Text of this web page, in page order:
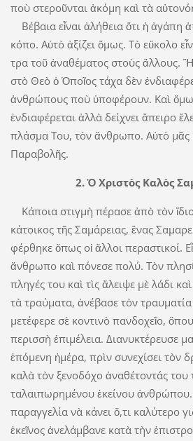
ποὺ στεροῦνται ἀκόμη καὶ τὰ
Βέβαια εἶναι ἀλήθεια ὅτι ἡ ἀγάπη
κόπο. Αὐτὸ ἀξίζει ὅ­­­μως. Τὸ εὔκολο
τρα τοῦ ἀναθέματος στοὺς ἄλλους.
στὸ Θεὸ ὁ Ὁ­­­ποῖος τάχα δὲν
ἀνθρώπους ποὺ ὑποφέρουν. Καὶ
ἐνδιαφέρεται ἀλλὰ δείχνει ἄπειρο
πλάσμα Του, τὸν ἄν­θρωπο. Αὐτὸ μᾶς
Παραβολῆς.
2. Ὁ Χριστὸς Καλὸς
Κάποια στιγμὴ πέρασε ἀπὸ τὸν
κάτοικος τῆς ­Σαμάρειας, ἕνας
φέρθηκε ὅπως οἱ ἄλλοι περαστικοί.
ἄνθρωπο καὶ πόνε­σε πολύ. Τὸν
πληγές του καὶ τὶς ἄλειψε μὲ λάδι
τὰ ­τραύματα, ἀνέβα­­σε τὸν
μετέφερε σὲ κοντινὸ πανδοχεῖο,
περισσὴ ἐ­­­πιμέλεια. Διανυκτέρευσε
ἑπόμενη ἡμέρα, πρὶν συνεχίσει τὸν
καλὰ τὸν ­ξενοδόχο ἀναθέτοντάς του
ταλαιπωρημένου ἐκείνου
παραγγελία νὰ κάνει ὅ,τι καλύτερο
ἐκεῖνος ἀνελάμβανε κατὰ τὴν